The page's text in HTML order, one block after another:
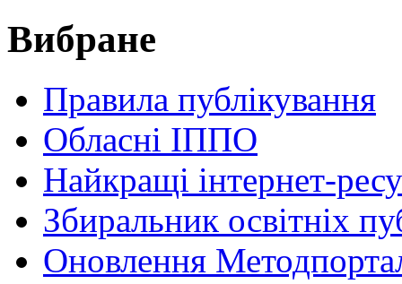
Вибране
Правила публікування
Обласні ІППО
Найкращі інтернет-
Збиральник освітніх
Оновлення